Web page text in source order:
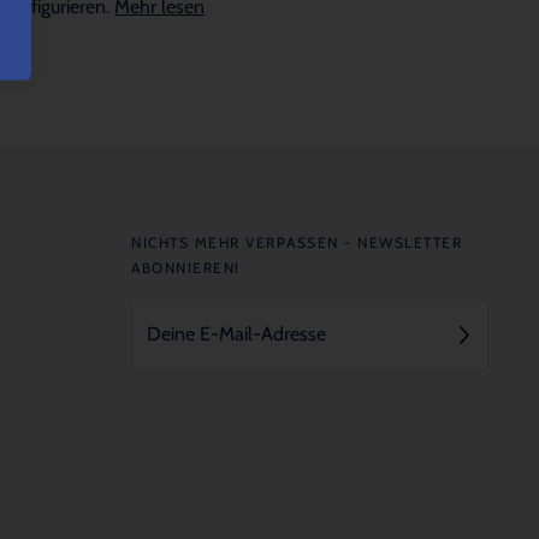
konfigurieren. Mehr lesen
NICHTS MEHR VERPASSEN - NEWSLETTER
ABONNIEREN!